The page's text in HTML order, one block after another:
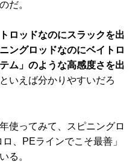
だ。
ロッドなのにスラックを出
ングロッドなのにベイトロ
ム」のような高感度さを出
といえば分かりやすいだろ
使ってみて、スピニングロ
、PEラインでこそ最善」
る。